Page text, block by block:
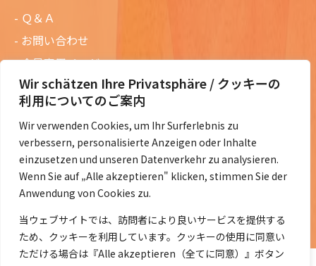
Wir schätzen Ihre Privatsphäre / クッキーの
利用についてのご案内
Wir verwenden Cookies, um Ihr Surferlebnis zu
verbessern, personalisierte Anzeigen oder Inhalte
einzusetzen und unseren Datenverkehr zu analysieren.
Wenn Sie auf „Alle akzeptieren" klicken, stimmen Sie der
Anwendung von Cookies zu.
当ウェブサイトでは、訪問者により良いサービスを提供する
ため、クッキーを利用しています。クッキーの使用に同意い
ただける場合は『Alle akzeptieren（全てに同意）』ボタン
Ｑ＆Ａ
お問い合わせ
会員専用ページ
ニュースレターバックナンバー
過去の講演資料
総会議事録
定款・会費規定など
コラムの紹介
コラム一覧